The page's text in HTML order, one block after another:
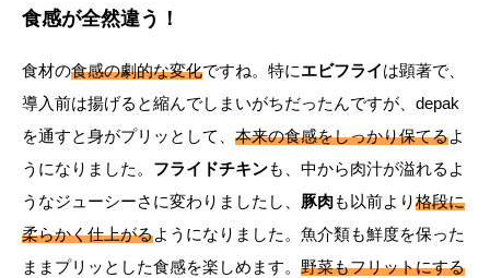
食感が全然違う！
食材の食感の劇的な変化ですね。特にエビフライは顕著で、
導入前は揚げると縮んでしまいがちだったんですが、depak
を通すと身がプリッとして、 本来の食感をしっかり保てるよ
うになりました。 フライドチキンも、中から肉汁が溢れるよ
うなジューシーさに変わりましたし、 豚肉も以前より格段に
柔らかく仕上がるようになりました。魚介類も鮮度を保った
ままプリッとした食感を楽しめます。 野菜もフリットにする